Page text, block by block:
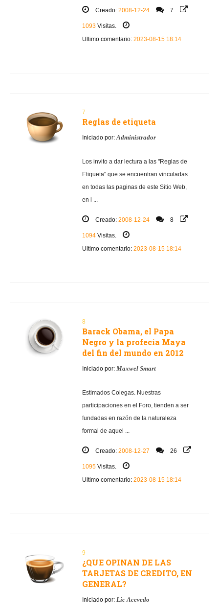
Creado: 2008-12-24 7
1093 Visitas.
Ultimo comentario: 2023-08-15 18:14
7
Reglas de etiqueta
Iniciado por:Administrador
Los invito a dar lectura a las "Reglas de
Etiqueta" que se encuentran vinculadas
en todas las paginas de este Sitio Web,
en l ...
Creado: 2008-12-24 8
1094 Visitas.
Ultimo comentario: 2023-08-15 18:14
8
Barack Obama, el Papa
Negro y la profecía Maya
del fin del mundo en 2012
Iniciado por: Maxwel Smart
Estimados Colegas. Nuestras
participaciones en el Foro, tienden a ser
fundadas en razón de la naturaleza
formal de aquel ...
Creado: 2008-12-27 26
1095 Visitas.
Ultimo comentario: 2023-08-15 18:14
9
¿QUE OPINAN DE LAS
TARJETAS DE CREDITO, EN
GENERAL?
Iniciado por: Lic Acevedo